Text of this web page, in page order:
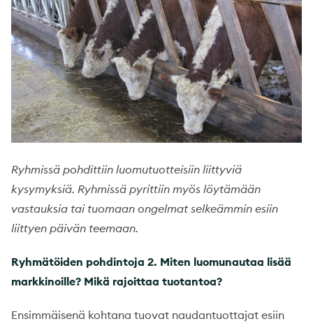
Ryhmissä pohdittiin luomutuotteisiin liittyviä
kysymyksiä. Ryhmissä pyrittiin myös löytämään
vastauksia tai tuomaan ongelmat selkeämmin esiin
liittyen päivän teemaan.
Ryhmätöiden pohdintoja 2. Miten luomunautaa lisää
markkinoille? Mikä rajoittaa tuotantoa?
Ensimmäisenä kohtana tuovat naudantuottajat esiin